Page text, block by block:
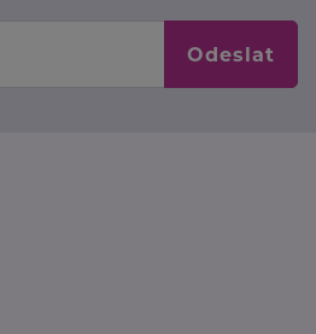
Odeslat